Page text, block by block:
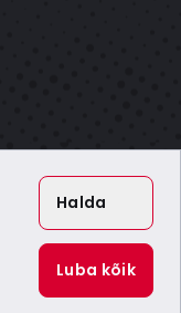
Halda
Luba kõik